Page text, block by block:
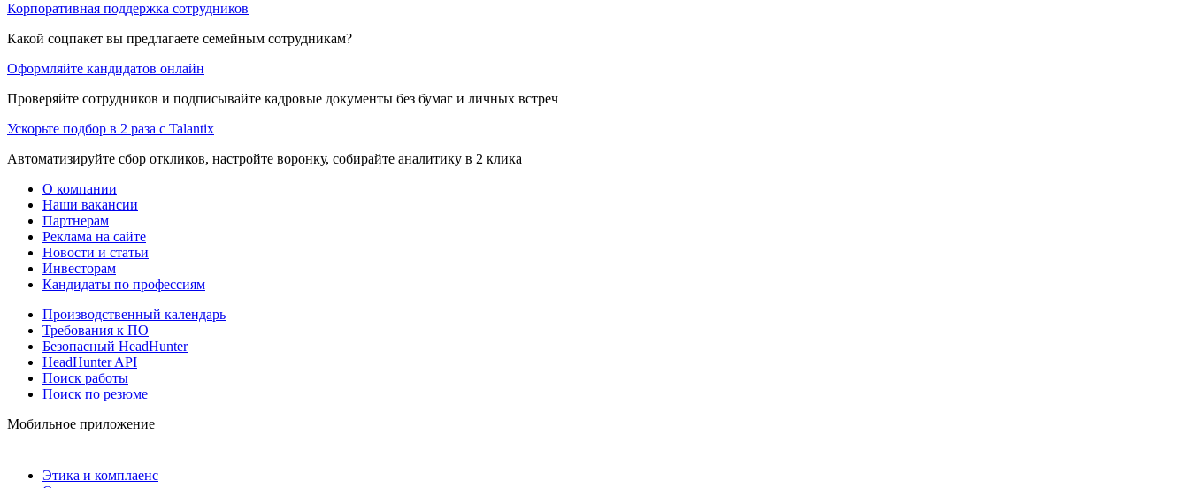
Корпоративная поддержка сотрудников
Какой соцпакет вы предлагаете семейным сотрудникам?
Оформляйте кандидатов онлайн
Проверяйте сотрудников и подписывайте кадровые документы без бумаг и личных встреч
Ускорьте подбор в 2 раза с Talantix
Автоматизируйте сбор откликов, настройте воронку, собирайте аналитику в 2 клика
О компании
Наши вакансии
Партнерам
Реклама на сайте
Новости и статьи
Инвесторам
Кандидаты по профессиям
Производственный календарь
Требования к ПО
Безопасный HeadHunter
HeadHunter API
Поиск работы
Поиск по резюме
Мобильное приложение
Этика и комплаенс